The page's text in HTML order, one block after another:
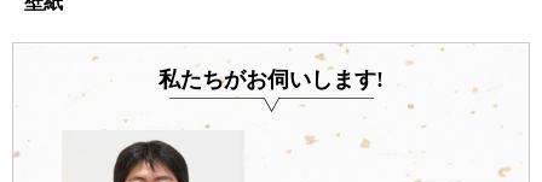
私たちがお伺いします!